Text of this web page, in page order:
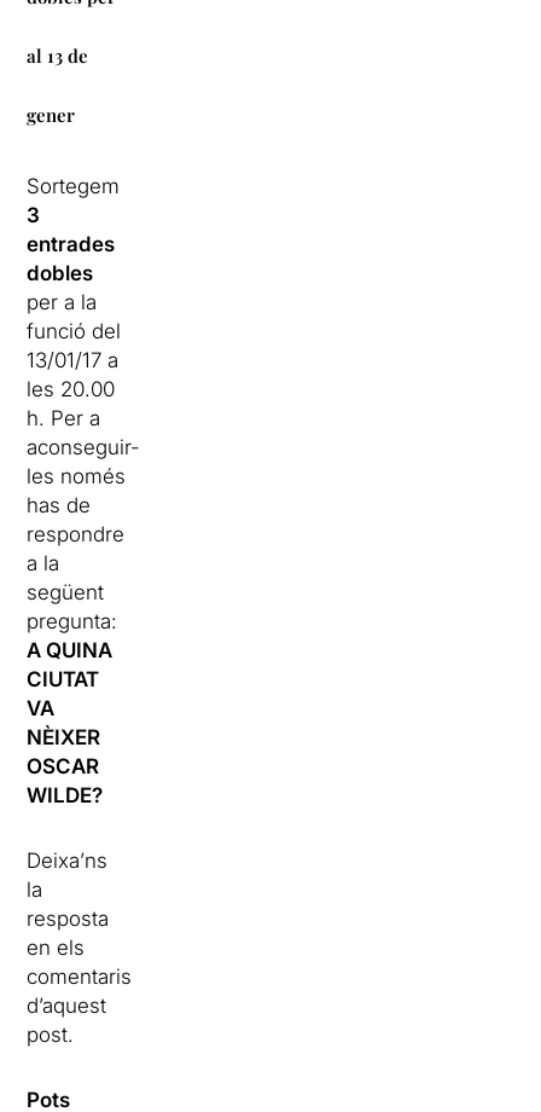
al 13 de
gener
Sortegem
3
entrades
dobles
per a la
funció del
13/01/17 a
les 20.00
h. Per a
aconseguir-
les només
has de
respondre
a la
següent
pregunta:
A QUINA
CIUTAT
VA
NÈIXER
OSCAR
WILDE?
Deixa’ns
la
resposta
en els
comentaris
d’aquest
post.
Pots